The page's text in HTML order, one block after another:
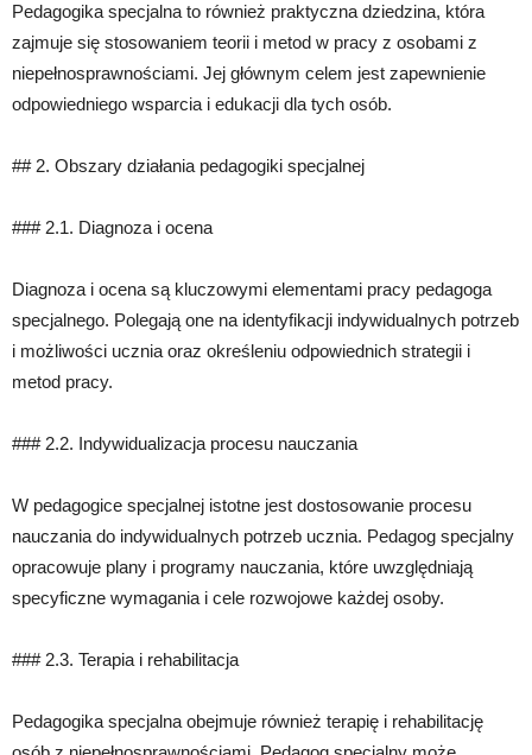
Pedagogika specjalna to również praktyczna dziedzina, która
zajmuje się stosowaniem teorii i metod w pracy z osobami z
niepełnosprawnościami. Jej głównym celem jest zapewnienie
odpowiedniego wsparcia i edukacji dla tych osób.
## 2. Obszary działania pedagogiki specjalnej
### 2.1. Diagnoza i ocena
Diagnoza i ocena są kluczowymi elementami pracy pedagoga
specjalnego. Polegają one na identyfikacji indywidualnych potrzeb
i możliwości ucznia oraz określeniu odpowiednich strategii i
metod pracy.
### 2.2. Indywidualizacja procesu nauczania
W pedagogice specjalnej istotne jest dostosowanie procesu
nauczania do indywidualnych potrzeb ucznia. Pedagog specjalny
opracowuje plany i programy nauczania, które uwzględniają
specyficzne wymagania i cele rozwojowe każdej osoby.
### 2.3. Terapia i rehabilitacja
Pedagogika specjalna obejmuje również terapię i rehabilitację